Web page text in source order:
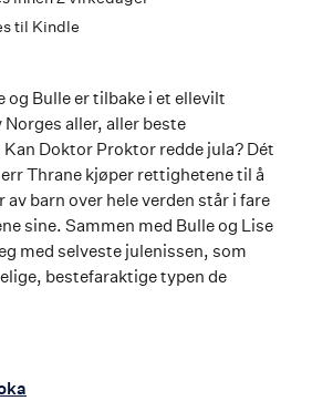
til Kindle
Bulle er tilbake i et ellevilt
aller, aller beste
Doktor Proktor redde jula? Dét
Thrane kjøper rettighetene til å
barn over hele verden står i fare
sine. Sammen med Bulle og Lise
med selveste julenissen, som
bestefaraktige typen de